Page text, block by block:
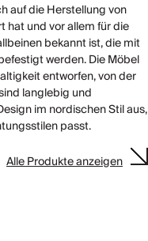
auf die Herstellung von
hat und vor allem für die
bekannt ist, die mit
werden. Die Möbel
entworfen, von der
langlebig und
im nordischen Stil aus,
passt.
Alle Produkte anzeigen